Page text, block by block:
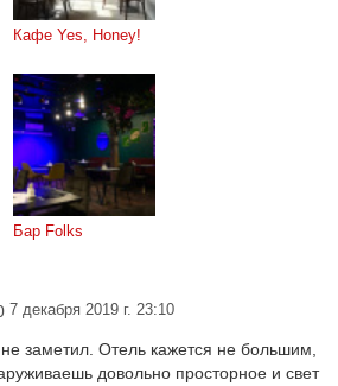
Кафе Yes, Honey!
Бар Folks
7 декабря 2019 г. 23:10
заметил. Отель кажется не большим,
довольно просторное и свет